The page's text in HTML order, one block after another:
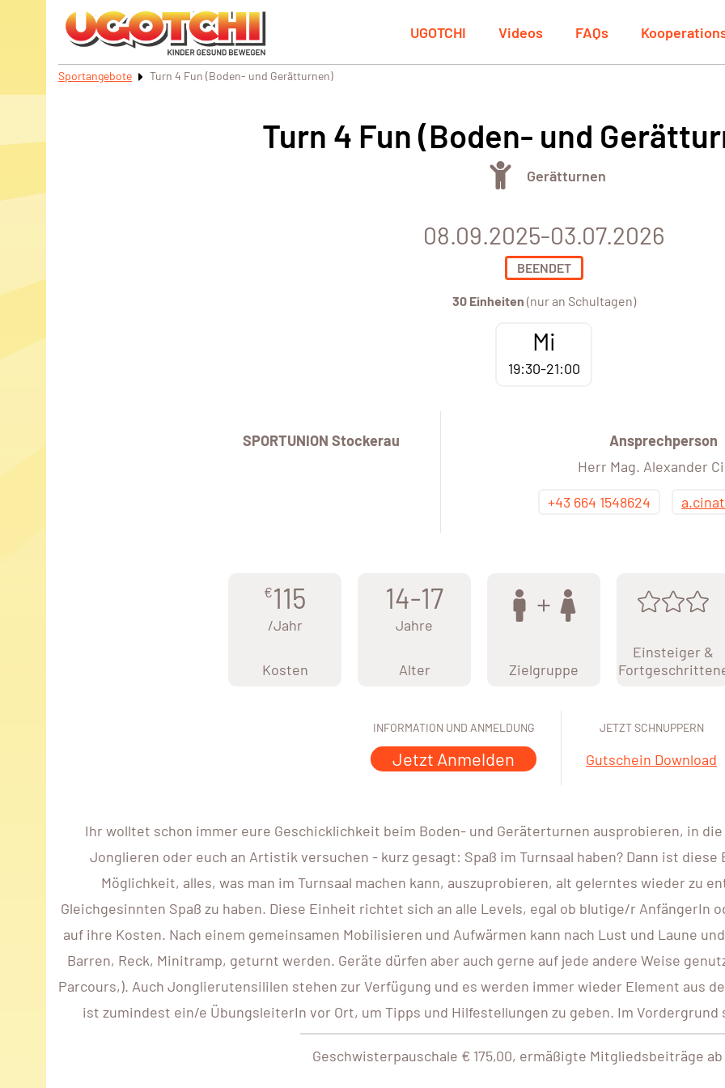
UGOTCHI Videos FAQs
Sportangebote Turn 4 Fun (Boden- und Gerätturnen)
Turn 4 Fun (Boden- und
Gerätturnen
08.09.2025-03.07.2026
BEENDET
30 Einheiten (nur an Schultagen)
Mi
19:30-21:00
SPORTUNION Stockerau
Ansprechperson
Herr Mag. Alexander
+43 664 1548624
€115
/Jahr
Kosten
14-17
Jahre
Alter Zielgruppe
Einsteiger &
INFORMATION UND ANMELDUNG
Jetzt Anmelden
JETZT SCHNUPPERN
Gutschein Download
Ihr wolltet schon immer eure Geschicklichkeit beim Boden- und Geräterturnen ausprobieren, in
Jonglieren oder euch an Artistik versuchen - kurz gesagt: Spaß im Turnsaal haben? Dann ist
Möglichkeit, alles, was man im Turnsaal machen kann, auszuprobieren, alt gelerntes wieder zu
Gleichgesinnten Spaß zu haben. Diese Einheit richtet sich an alle Levels, egal ob blutige/r
auf ihre Kosten. Nach einem gemeinsamen Mobilisieren und Aufwärmen kann nach Lust und Laune
Barren, Reck, Minitramp, geturnt werden. Geräte dürfen aber auch gerne auf jede andere Weise
Parcours,). Auch Jonglierutensililen stehen zur Verfügung und es werden immer wieder Element aus
ist zumindest ein/e ÜbungsleiterIn vor Ort, um Tipps und Hilfestellungen zu geben. Im
Geschwisterpauschale € 175,00, ermäßigte Mitgliedsbeiträge